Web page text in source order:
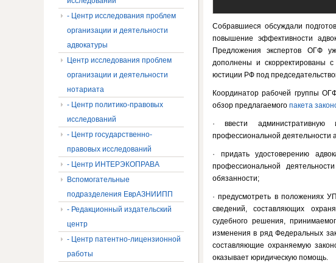
Собравшиеся обсуждали
повышение эффективности
Предложения экспертов ОГФ
дополнены и скорректированы
юстиции РФ под
Координатор рабочей группы
обзор предлагаемогопакета
· ввести административную
профессиональной деятельности
· придать удостоверению
профессиональной
обязанности;
· предусмотреть в положениях
сведений, составляющих
судебного решения,
изменения в ряд Федеральных
составляющие охраняемую
оказывает юридическую помощь.
- Центр исследования проблем
организации и деятельности
адвокатуры
Центр исследования проблем
организации и деятельности
нотариата
- Центр политико-правовых
исследований
- Центр государственно-
правовых исследований
- Центр ИНТЕРЭКОПРАВА
Вспомогательные
подразделения ЕврАЗНИИПП
- Редакционный издательский
центр
- Центр патентно-лицензионной
работы